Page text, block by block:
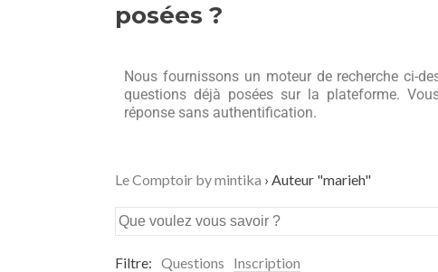
posées ?
Nous fournissons un moteur de recherche ci-
questions déjà posées sur la plateforme.
réponse sans authentification.
Le Comptoir by mintika › Auteur "marieh"
Filtre: Questions Inscription